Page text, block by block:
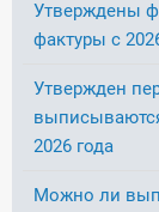
Утверждены
фактуры с
Утвержден
2026 года
Можно ли